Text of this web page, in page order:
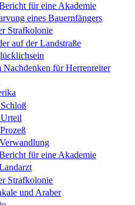
für eine Akademie
eines Bauernfängers
Strafkolonie
auf der Landstraße
Nachdenken für Herrenreiter
für eine Akademie
Strafkolonie
und Araber